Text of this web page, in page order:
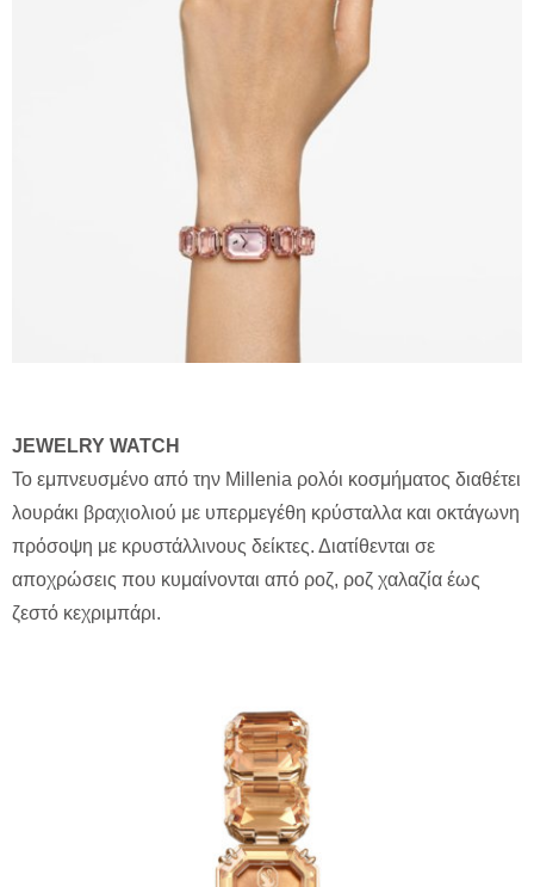
JEWELRY WATCH
Το εμπνευσμένο από την Millenia ρολόι κοσμήματος διαθέτει
λουράκι βραχιολιού με υπερμεγέθη κρύσταλλα και οκτάγωνη
πρόσοψη με κρυστάλλινους δείκτες. Διατίθενται σε
αποχρώσεις που κυμαίνονται από ροζ, ροζ χαλαζία έως
ζεστό κεχριμπάρι.